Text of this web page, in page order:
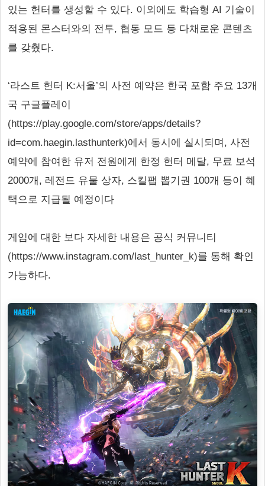
있는 헌터를 생성할 수 있다. 이외에도 학습형 AI 기술이
적용된 몬스터와의 전투, 협동 모드 등 다채로운 콘텐츠
를 갖췄다.
‘라스트 헌터 K:서울’의 사전 예약은 한국 포함 주요 13개
국 구글플레이
(https://play.google.com/store/apps/details?
id=com.haegin.lasthunterk)에서 동시에 실시되며, 사전
예약에 참여한 유저 전원에게 한정 헌터 메달, 무료 보석
2000개, 레전드 유물 상자, 스킬팹 뽑기권 100개 등이 혜
택으로 지급될 예정이다
게임에 대한 보다 자세한 내용은 공식 커뮤니티
(https://www.instagram.com/last_hunter_k)를 통해 확인
가능하다.